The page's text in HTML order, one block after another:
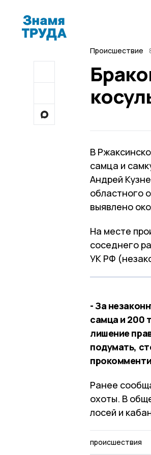
Происшествие
В
самца и
Андрей
областного
выявлено
На месте
соседнего
УК РФ
- За
самца и 200
лишение
подумать,
Ранее
охоты. В
лосей и
происшествия